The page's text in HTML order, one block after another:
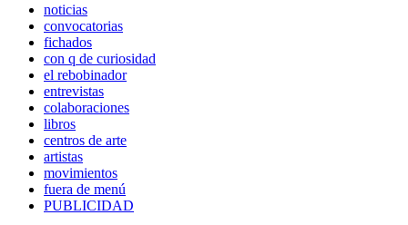
noticias
convocatorias
fichados
con q de curiosidad
el rebobinador
entrevistas
colaboraciones
libros
centros de arte
artistas
movimientos
fuera de menú
PUBLICIDAD